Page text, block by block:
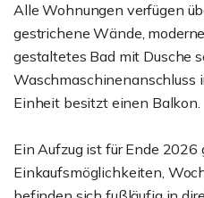
Alle Wohnungen verfügen
gestrichene Wände,
gestaltetes Bad mit Dusche
Waschmaschinenanschluss
Einheit besitzt einen Balkon.
Ein Aufzug ist für Ende 2026
Einkaufsmöglichkeiten,